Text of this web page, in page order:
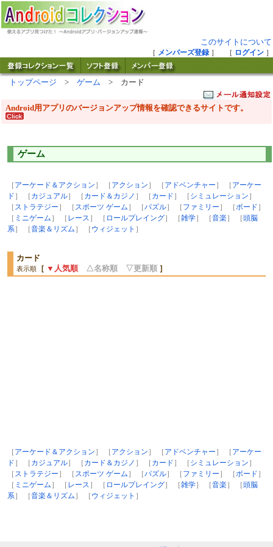
このサイトについて
［ メンバーズ登録］ ［ ログイン ］
トップページ > ゲーム > カード
Android用アプリのバージョンアップ情報を確認できるサイトです。
ゲーム
［ アーケード＆アクション ］ ［ アクション ］ ［ アドベンチャー ］ ［ アーケー
ド ］ ［ カジュアル］ ［ カード＆カジノ ］ ［ カード ］ ［ シミュレーション ］
［ ストラテジー ］ ［ スポーツ ゲーム ］ ［パズル］ ［ ファミリー ］ ［ボード ］
［ ミニゲーム ］ ［ レース ］ ［ ロールプレイング］ ［雑学］ ［音楽］ ［頭脳
系］ ［音楽＆リズム ］ ［ ウィジェット ］
カード
表示順 ［ ▼人気順 △名称順 ▽更新順 ］
［ アーケード＆アクション ］ ［ アクション ］ ［ アドベンチャー ］ ［ アーケー
ド ］ ［ カジュアル］ ［ カード＆カジノ ］ ［ カード ］ ［ シミュレーション ］
［ ストラテジー ］ ［ スポーツ ゲーム ］ ［パズル］ ［ ファミリー ］ ［ボード ］
［ ミニゲーム ］ ［ レース ］ ［ ロールプレイング］ ［雑学］ ［音楽］ ［頭脳
系］ ［音楽＆リズム ］ ［ ウィジェット ］